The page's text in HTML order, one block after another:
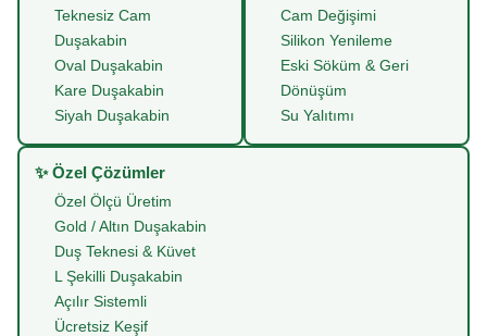
Teknesiz Cam
Duşakabin
Oval Duşakabin
Kare Duşakabin
Siyah Duşakabin
Cam Değişimi
Silikon Yenileme
Eski Söküm & Geri
Dönüşüm
Su Yalıtımı
✨ Özel Çözümler
Özel Ölçü Üretim
Gold / Altın Duşakabin
Duş Teknesi & Küvet
L Şekilli Duşakabin
Açılır Sistemli
Ücretsiz Keşif